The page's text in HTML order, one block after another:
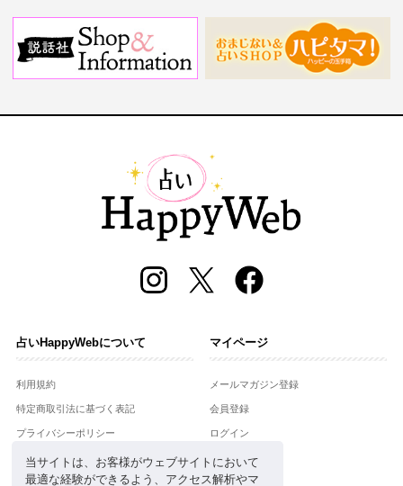
当サイトは、お客様がウェブサイトにおいて
最適な経験ができるよう、アクセス解析やマ
占いHappyWebについて
利用規約
特定商取引法に基づく表記
プライバシーポリシー
運営会社
お問合せ
マイページ
メールマガジン登録
会員登録
ログイン